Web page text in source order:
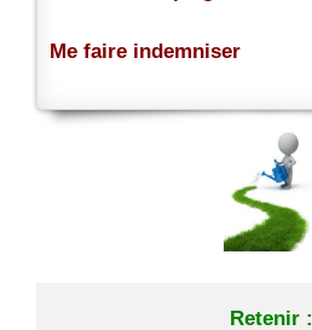
Me faire indemniser
Retenir :